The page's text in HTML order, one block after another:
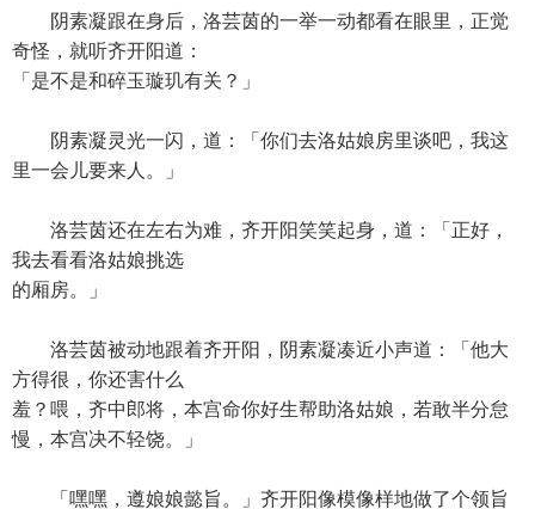
阴素凝跟在身后，洛芸茵的一举一动都看在眼里，正觉
奇怪，就听齐开阳道：
「是不是和碎玉璇玑有关？」
阴素凝灵光一闪，道：「你们去洛姑娘房里谈吧，我这
里一会儿要来人。」
洛芸茵还在左右为难，齐开阳笑笑起身，道：「正好，
我去看看洛姑娘挑选
的厢房。」
洛芸茵被动地跟着齐开阳，阴素凝凑近小声道：「他大
方得很，你还害什么
羞？喂，齐中郎将，本宫命你好生帮助洛姑娘，若敢半分怠
慢，本宫决不轻饶。」
「嘿嘿，遵娘娘懿旨。」齐开阳像模像样地做了个领旨